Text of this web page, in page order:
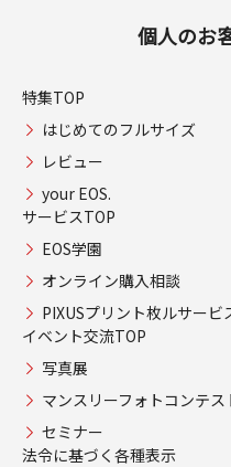
個人のお
特集TOP
はじめてのフルサイズ
レビュー
your EOS.
サービスTOP
EOS学園
オンライン購入相談
PIXUSプリント枚ルサービ
イベント交流TOP
写真展
マンスリーフォトコンテス
セミナー
法令に基づく各種表示